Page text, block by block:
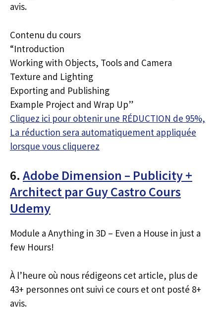
avis.
Contenu du cours
“Introduction
Working with Objects, Tools and Camera
Texture and Lighting
Exporting and Publishing
Example Project and Wrap Up”
Cliquez ici pour obtenir une RÉDUCTION de 95%,
La réduction sera automatiquement appliquée
lorsque vous cliquerez
6. Adobe Dimension – Publicity +
Architect par Guy Castro Cours
Udemy
Module a Anything in 3D – Even a House in just a
few Hours!
À l’heure où nous rédigeons cet article, plus de
43+ personnes ont suivi ce cours et ont posté 8+
avis.